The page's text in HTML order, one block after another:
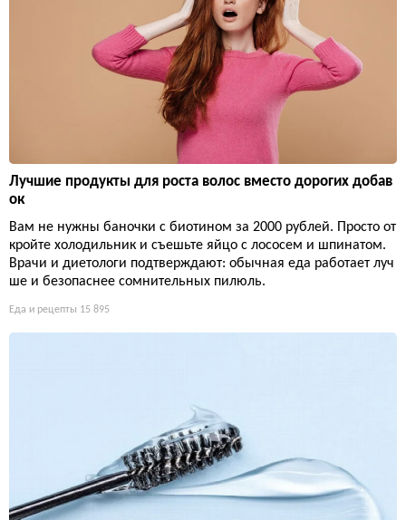
Лучшие продукты для роста волос вместо дорогих добав
ок
Вам не нужны баночки с биотином за 2000 рублей. Просто от
кройте холодильник и съешьте яйцо с лососем и шпинатом.
Врачи и диетологи подтверждают: обычная еда работает луч
ше и безопаснее сомнительных пилюль.
Еда и рецепты 15 895